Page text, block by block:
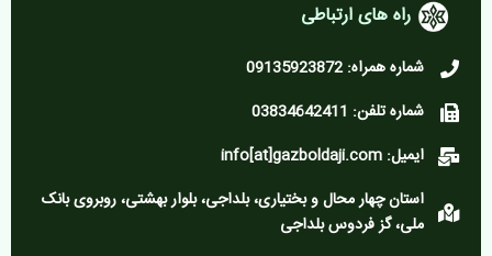
راه های ارتباطی
شماره همراه: 09135923872
شماره تلفن: 03834642411
ایمیل: info[at]gazboldaji.com
استان چهار محال و بختیاری، بلداجی، بلوار بهشتی، روبروی بانک
ملی، گز فردوس بلداجی